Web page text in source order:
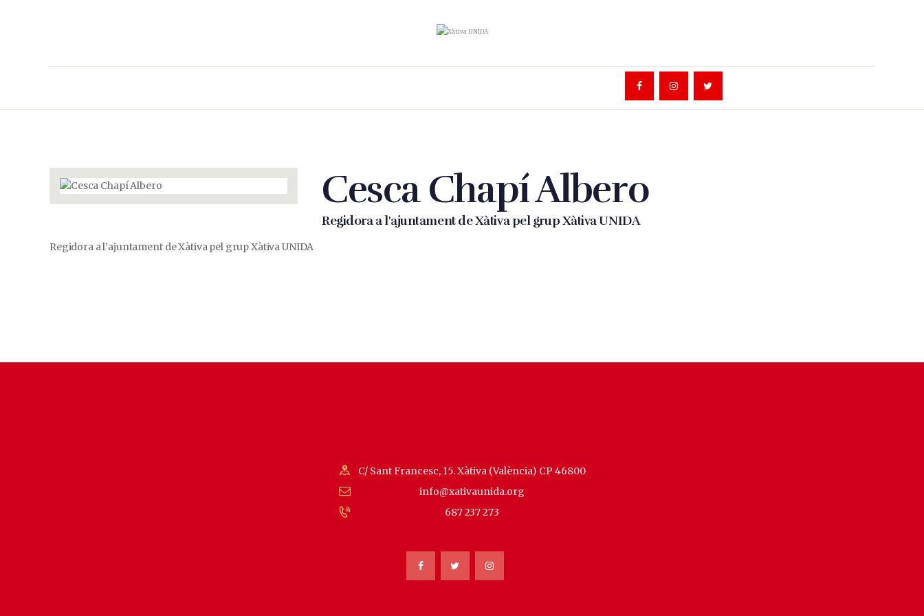
Cesca Chapí Albero
Regidora a l'ajuntament de Xàtiva pel grup Xàtiva UNIDA
Regidora a l’ajuntament de Xàtiva pel grup Xàtiva UNIDA
C/ Sant Francesc, 15. Xàtiva (València) CP 46800
info@xativaunida.org
687 237 273